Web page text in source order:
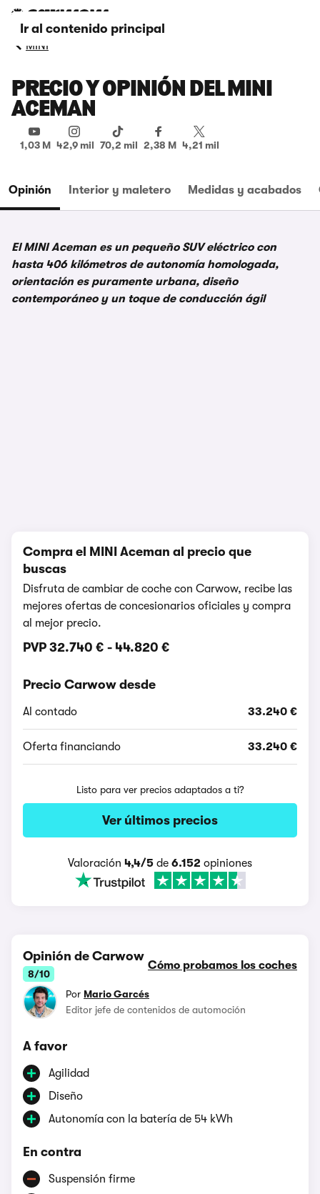
Ir al contenido principal
MINI
PRECIO Y OPINIÓN DEL MINI
ACEMAN
1,03 M 42,9 mil 70,2 mil 2,38 M 4,21 mil
Opinión Interior y maletero Medidas y acabados
El MINI Aceman es un pequeño SUV eléctrico con
hasta 406 kilómetros de autonomía homologada,
orientación es puramente urbana, diseño
contemporáneo y un toque de conducción ágil
Compra el MINI Aceman al precio que
buscas
Disfruta de cambiar de coche con Carwow, recibe las
mejores ofertas de concesionarios oficiales y compra
al mejor precio.
PVP 32.740 € - 44.820 €
Precio Carwow desde
Al contado 33.240 €
Oferta financiando 33.240 €
Listo para ver precios adaptados a ti?
Ver últimos precios
Valoración 4,4/5 de 6.152 opiniones
Opinión de Carwow
8/10
Cómo probamos los coches
Por Mario Garcés
Editor jefe de contenidos de automoción
A favor
Agilidad
Diseño
Autonomía con la batería de 54 kWh
En contra
Suspensión firme